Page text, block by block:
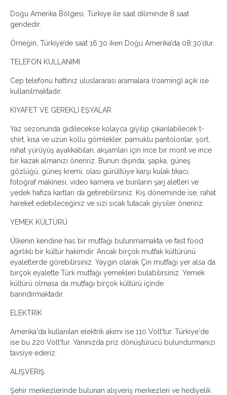
Doğu Amerika Bölgesi, Türkiye ile saat diliminde 8 saat
geridedir.
Örneğin, Türkiye’de saat 16:30 iken Doğu Amerika’da 08:30’dur.
TELEFON KULLANIMI
Cep telefonu hattınız uluslararası aramalara (roaming) açık ise
kullanılmaktadır.
KIYAFET VE GEREKLİ EŞYALAR
Yaz sezonunda gidilecekse kolayca giyilip çıkarılabilecek t-
shirt, kısa ve uzun kollu gömlekler, pamuklu pantolonlar, şort,
rahat yürüyüş ayakkabıları, akşamları için ince bir mont ve ince
bir kazak almanızı öneririz. Bunun dışında; şapka, güneş
gözlüğü, güneş kremi, olası gürültüye karşı kulak tıkacı,
fotoğraf makinesi, video kamera ve bunların şarj aletleri ve
yedek hafıza kartları da getirebilirsiniz. Kış döneminde ise, rahat
hareket edebileceğiniz ve sizi sıcak tutacak giysiler öneririz.
YEMEK KÜLTÜRÜ
Ülkenin kendine has bir mutfağı bulunmamakta ve fast food
ağırlıklı bir kültür hakimdir. Ancak birçok mutfak kültürünü
eyaletlerde görebilirsiniz. Yaygın olarak Çin mutfağı yer alsa da
birçok eyalette Türk mutfağı yemekleri bulabilirsiniz. Yemek
kültürü olmasa da mutfağı birçok kültürü içinde
barındırmaktadır.
ELEKTRİK
Amerika'da kullanılan elektrik akımı ise 110 Volt'tur. Türkiye'de
ise bu 220 Volt'tur. Yanınızda priz dönüştürücü bulundurmanızı
tavsiye ederiz.
ALIŞVERİŞ
Şehir merkezlerinde bulunan alışveriş merkezleri ve hediyelik